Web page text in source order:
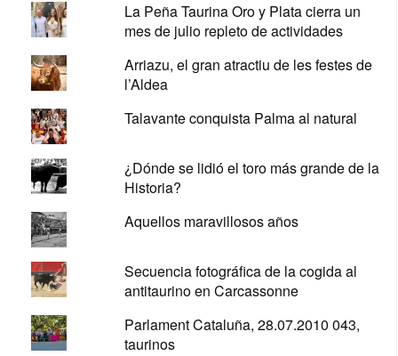
La Peña Taurina Oro y Plata cierra un
mes de julio repleto de actividades
Arriazu, el gran atractiu de les festes de
l’Aldea
Talavante conquista Palma al natural
¿Dónde se lidió el toro más grande de la
Historia?
Aquellos maravillosos años
Secuencia fotográfica de la cogida al
antitaurino en Carcassonne
Parlament Cataluña, 28.07.2010 043,
taurinos